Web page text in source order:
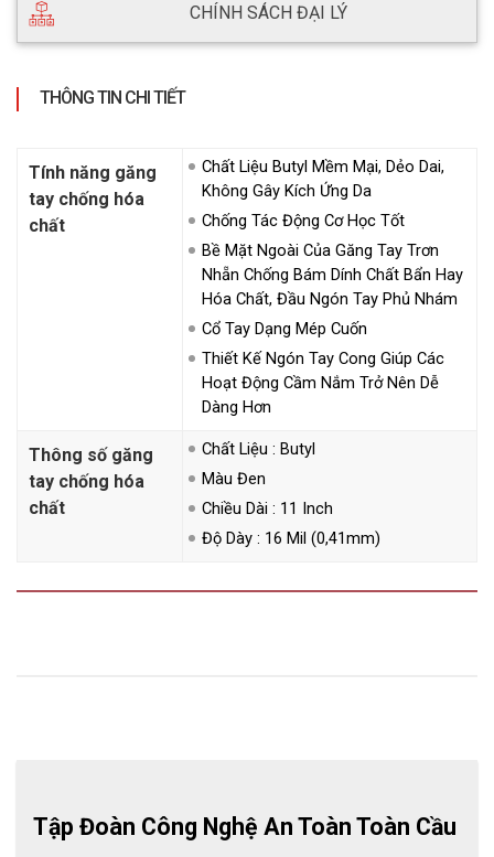
CHÍNH SÁCH ĐẠI LÝ
THÔNG TIN CHI TIẾT
Tính năng găng
tay chống hóa
chất
Chất Liệu Butyl Mềm Mại, Dẻo Dai,
Không Gây Kích Ứng Da
Chống Tác Động Cơ Học Tốt
Bề Mặt Ngoài Của Găng Tay Trơn
Nhẵn Chống Bám Dính Chất Bẩn Hay
Hóa Chất, Đầu Ngón Tay Phủ Nhám
Cổ Tay Dạng Mép Cuốn
Thiết Kế Ngón Tay Cong Giúp Các
Hoạt Động Cầm Nắm Trở Nên Dễ
Dàng Hơn
Thông số găng
tay chống hóa
chất
Chất Liệu : Butyl
Màu Đen
Chiều Dài : 11 Inch
Độ Dày : 16 Mil (0,41mm)
Tập Đoàn Công Nghệ An Toàn Toàn Cầu